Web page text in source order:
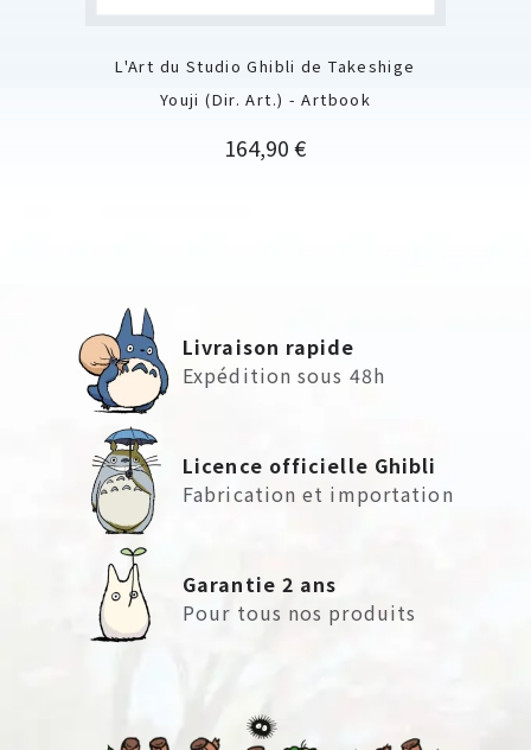
L'Art du Studio Ghibli de Takeshige
Youji (Dir. Art.) - Artbook
Prix
164,90 €
Livraison rapide
Expédition sous 48h
Licence officielle Ghibli
Fabrication et importation
Garantie 2 ans
Pour tous nos produits